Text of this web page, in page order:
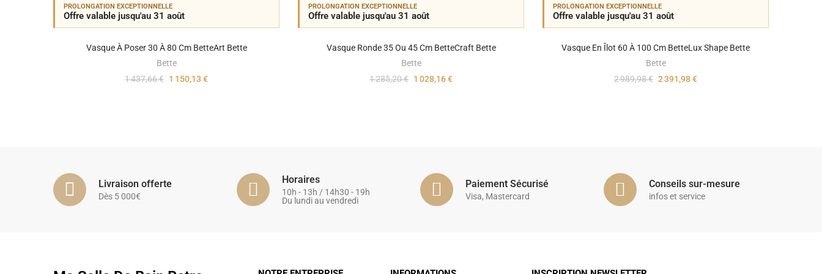
PROLONGATION EXCEPTIONNELLE
Offre valable jusqu'au 31 août
Vasque À Poser 30 À 80 Cm BetteArt Bette
Bette
1 437,66 € 1 150,13 €
PROLONGATION EXCEPTIONNELLE
Offre valable jusqu'au 31 août
Vasque Ronde 35 Ou 45 Cm BetteCraft Bette
Bette
1 285,20 € 1 028,16 €
PROLONGATION EXCEPTIONNELLE
Offre valable jusqu'au 31 août
Vasque En Îlot 60 À 100 Cm BetteLux Shape Bette
Bette
2 989,98 € 2 391,98 €
Livraison offerte
Dès 5 000€
Horaires
10h - 13h / 14h30 - 19h
Du lundi au vendredi
Paiement Sécurisé
Visa, Mastercard
Conseils sur-mesure
infos et service